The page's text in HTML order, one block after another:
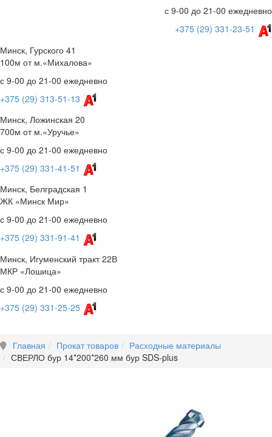
с 9-00 до 21-00 ежедневно
+375 (29) 331-23-51
Минск, Гурского 41
100м от м.«Михалова»
с 9-00 до 21-00 ежедневно
+375 (29) 313-51-13
Минск, Ложинская 20
700м от м.«Уручье»
с 9-00 до 21-00 ежедневно
+375 (29) 331-41-51
Минск, Белградская 1
ЖК «Минск Мир»
с 9-00 до 21-00 ежедневно
+375 (29) 331-91-41
Минск, Игуменский тракт 22В
МКР «Лошица»
с 9-00 до 21-00 ежедневно
+375 (29) 331-25-25
Главная Прокат товаров
Расходные материалы
СВЕРЛО бур 14*200*260 мм бур SDS-plus